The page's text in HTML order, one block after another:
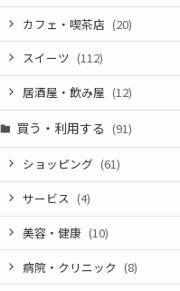
カフェ・喫茶店 (20)
スイーツ (112)
居酒屋・飲み屋 (12)
買う・利用する (91)
ショッピング (61)
サービス (4)
美容・健康 (10)
病院・クリニック (8)